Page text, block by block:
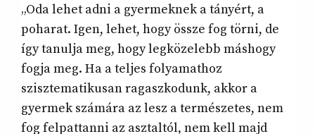
„Oda lehet adni a gyermeknek a tányért, a
poharat. Igen, lehet, hogy össze fog törni, de
így tanulja meg, hogy legközelebb máshogy
fogja meg. Ha a teljes folyamathoz
szisztematikusan ragaszkodunk, akkor a
gyermek számára az lesz a természetes, nem
fog felpattanni az asztaltól, nem kell majd